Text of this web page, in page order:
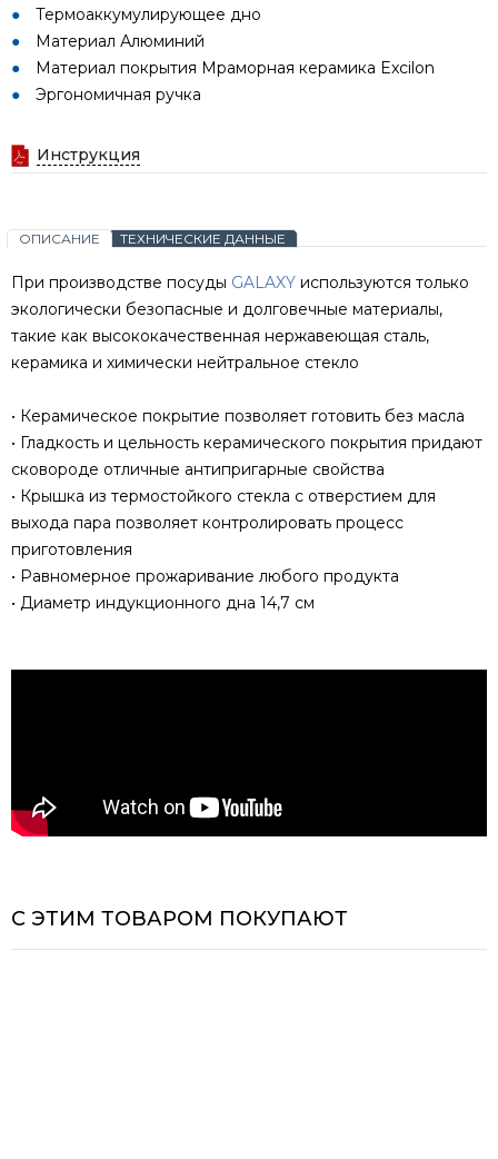
Термоаккумулирующее дно
Материал Алюминий
Материал покрытия Мраморная керамика Excilon
Эргономичная ручка
Инструкция
ОПИСАНИЕ ТЕХНИЧЕСКИЕ ДАННЫЕ
При производстве посуды GALAXY используются только
экологически безопасные и долговечные материалы,
такие как высококачественная нержавеющая сталь,
керамика и химически нейтральное стекло
• Керамическое покрытие позволяет готовить без масла
• Гладкость и цельность керамического покрытия придают
сковороде отличные антипригарные свойства
• Крышка из термостойкого стекла с отверстием для
выхода пара позволяет контролировать процесс
приготовления
• Равномерное прожаривание любого продукта
• Диаметр индукционного дна 14,7 см
С ЭТИМ ТОВАРОМ ПОКУПАЮТ